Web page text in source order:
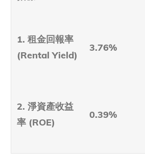
1. 租金回報率
(Rental Yield)
3.76%
2. 淨資產收益
率 (ROE)
0.39%